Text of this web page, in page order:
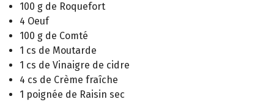
100 g de Roquefort
4 Oeuf
100 g de Comté
1 cs de Moutarde
1 cs de Vinaigre de cidre
4 cs de Crème fraîche
1 poignée de Raisin sec